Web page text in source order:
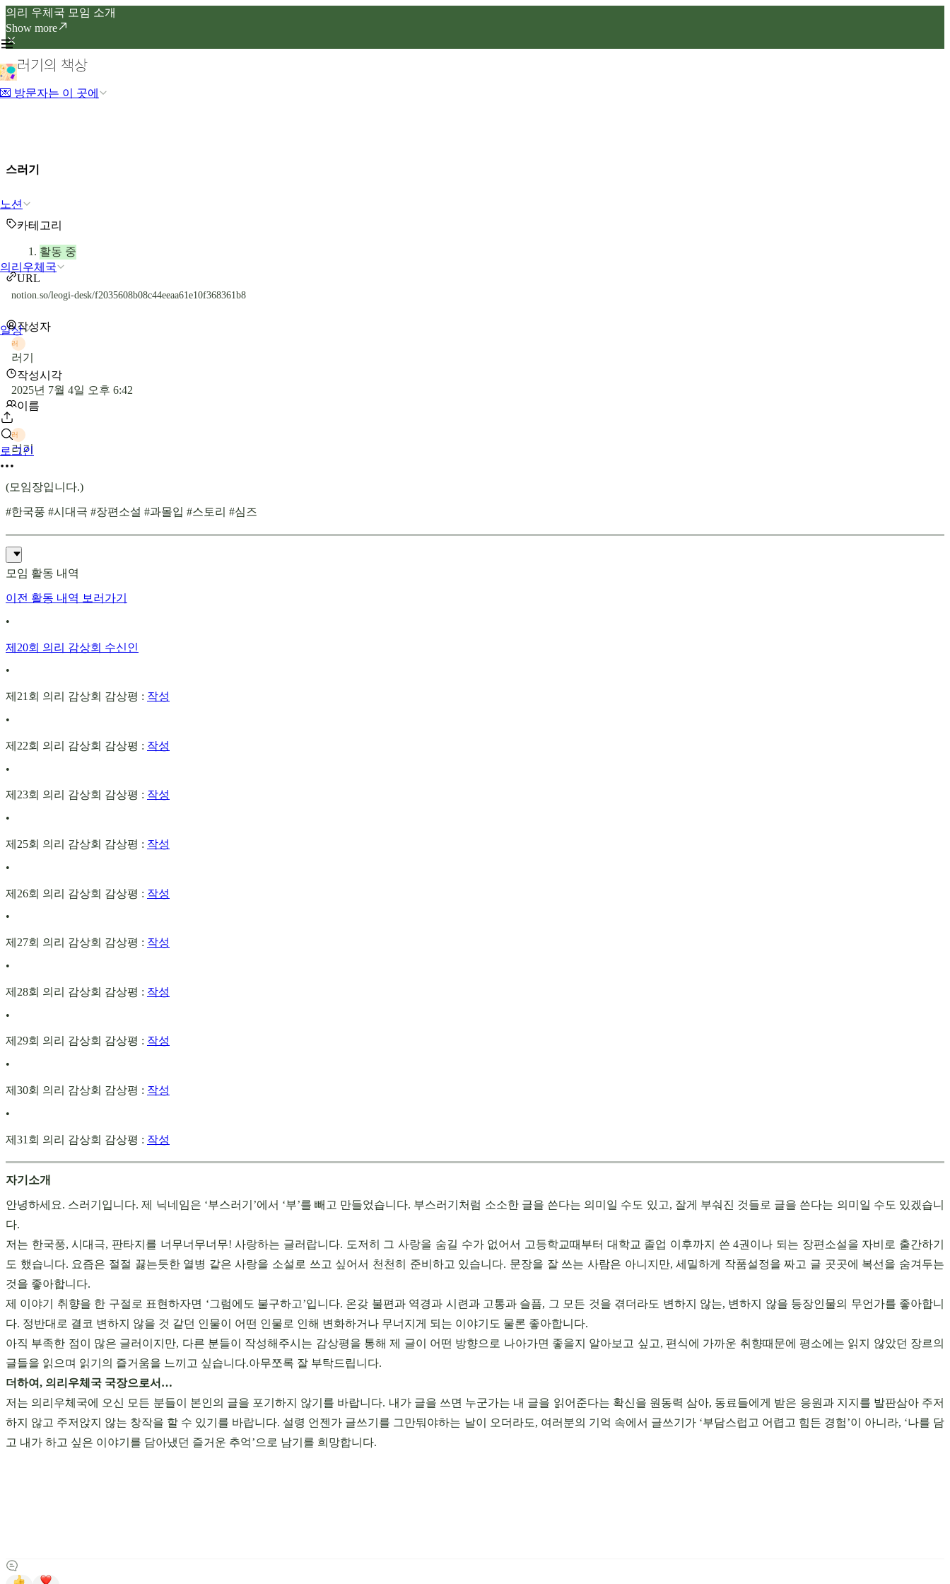
의리 우체국 모임 소개
Show more
💌 방문자는 이 곳에
노션
의리우체국
일상
로그인
스러기
카테고리
활동 중
URL
notion.so/leogi-desk/f2035608b08c44eeaa61e10f368361b8
작성자
러
러기
작성시각
2025년 7월 4일 오후 6:42
이름
러
러기
(모임장입니다.)
#한국풍 #시대극 #장편소설 #과몰입 #스토리 #심즈
모임 활동 내역
이전 활동 내역 보러가기
•
제20회 의리 감상회 수신인
•
제21회 의리 감상회 감상평 : 작성
•
제22회 의리 감상회 감상평 : 작성
•
제23회 의리 감상회 감상평 : 작성
•
제25회 의리 감상회 감상평 : 작성
•
제26회 의리 감상회 감상평 : 작성
•
제27회 의리 감상회 감상평 : 작성
•
제28회 의리 감상회 감상평 : 작성
•
제29회 의리 감상회 감상평 : 작성
•
제30회 의리 감상회 감상평 : 작성
•
제31회 의리 감상회 감상평 : 작성
자기소개
안녕하세요. 스러기입니다. 제 닉네임은 ‘부스러기’에서 ‘부’를 빼고 만들었습니다. 부스러기처럼 소소한 글을 쓴다는 의미일 수도 있고, 잘게 부숴진 것들로 글을 쓴다는 의미일 수도 있겠습니
다.
저는 한국풍, 시대극, 판타지를 너무너무너무! 사랑하는 글러랍니다. 도저히 그 사랑을 숨길 수가 없어서 고등학교때부터 대학교 졸업 이후까지 쓴 4권이나 되는 장편소설을 자비로 출간하기
도 했습니다. 요즘은 절절 끓는듯한 열병 같은 사랑을 소설로 쓰고 싶어서 천천히 준비하고 있습니다. 문장을 잘 쓰는 사람은 아니지만, 세밀하게 작품설정을 짜고 글 곳곳에 복선을 숨겨두는
것을 좋아합니다.
제 이야기 취향을 한 구절로 표현하자면 ‘그럼에도 불구하고’입니다. 온갖 불편과 역경과 시련과 고통과 슬픔, 그 모든 것을 겪더라도 변하지 않는, 변하지 않을 등장인물의 무언가를 좋아합니
다. 정반대로 결코 변하지 않을 것 같던 인물이 어떤 인물로 인해 변화하거나 무너지게 되는 이야기도 물론 좋아합니다.
아직 부족한 점이 많은 글러이지만, 다른 분들이 작성해주시는 감상평을 통해 제 글이 어떤 방향으로 나아가면 좋을지 알아보고 싶고, 편식에 가까운 취향때문에 평소에는 읽지 않았던 장르의
글들을 읽으며 읽기의 즐거움을 느끼고 싶습니다.아무쪼록 잘 부탁드립니다.
더하여, 의리우체국 국장으로서…
저는 의리우체국에 오신 모든 분들이 본인의 글을 포기하지 않기를 바랍니다. 내가 글을 쓰면 누군가는 내 글을 읽어준다는 확신을 원동력 삼아, 동료들에게 받은 응원과 지지를 발판삼아 주저
하지 않고 주저앉지 않는 창작을 할 수 있기를 바랍니다. 설령 언젠가 글쓰기를 그만둬야하는 날이 오더라도, 여러분의 기억 속에서 글쓰기가 ‘부담스럽고 어렵고 힘든 경험’이 아니라, ‘나를 담
고 내가 하고 싶은 이야기를 담아냈던 즐거운 추억’으로 남기를 희망합니다.